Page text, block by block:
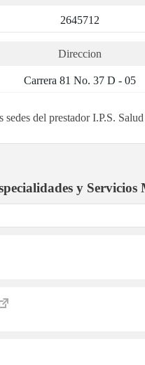
2645712
Direccion
Carrera 81 No. 37 D - 05
sedes del prestador I.P.S.
y Servicios